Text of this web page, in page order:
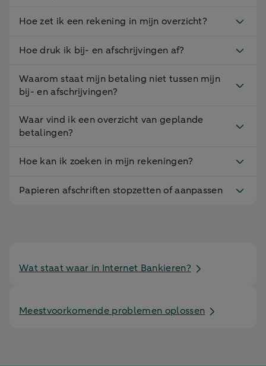
Hoe zet ik een rekening in mijn overzicht?
Hoe druk ik bij- en afschrijvingen af?
Waarom staat mijn betaling niet tussen mijn
bij- en afschrijvingen?
Waar vind ik een overzicht van geplande
betalingen?
Hoe kan ik zoeken in mijn rekeningen?
Papieren afschriften stopzetten of aanpassen
Wat staat waar in Internet Bankieren?
Meestvoorkomende problemen oplossen